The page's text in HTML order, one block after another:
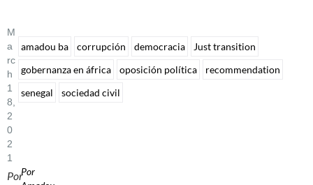
M
A
Rc
H
1
8,
2
0
2
1
PorPor
amadou ba corrupción democracia
Just transition
gobernanza en áfrica
oposición política
recommendation
senegal
sociedad civil